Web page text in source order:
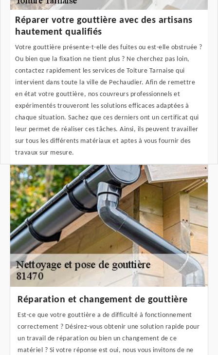
Réparer votre gouttière avec des artisans
hautement qualifiés
Votre gouttière présente-t-elle des fuites ou est-elle obstruée ?
Ou bien que la fixation ne tient plus ? Ne cherchez pas loin,
contactez rapidement les services de Toiture Tarnaise qui
intervient dans toute la ville de Pechaudier. Afin de remettre
en état votre gouttière, nos couvreurs professionnels et
expérimentés trouveront les solutions efficaces adaptées à
chaque situation. Sachez que ces derniers ont un certificat qui
leur permet de réaliser ces tâches. Ainsi, ils peuvent travailler
sur tous les différents matériaux et aptes à vous fournir des
travaux sur mesure.
Réparation et changement de gouttière
Est-ce que votre gouttière a de difficulté à fonctionnement
correctement ? Désirez-vous obtenir une solution rapide pour
un travail de réparation ou bien un changement de ce
matériel ? Si votre réponse est oui, nous vous invitons de ne